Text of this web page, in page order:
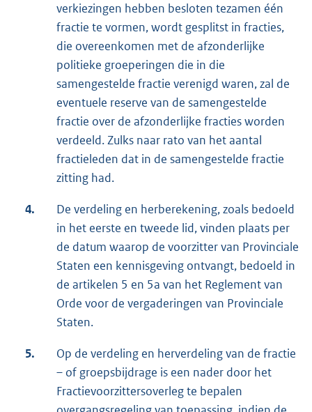
verkiezingen hebben besloten tezamen één
fractie te vormen, wordt gesplitst in fracties,
die overeenkomen met de afzonderlijke
politieke groeperingen die in die
samengestelde fractie verenigd waren, zal de
eventuele reserve van de samengestelde
fractie over de afzonderlijke fracties worden
verdeeld. Zulks naar rato van het aantal
fractieleden dat in de samengestelde fractie
zitting had.
4.
De verdeling en herberekening, zoals bedoeld
in het eerste en tweede lid, vinden plaats per
de datum waarop de voorzitter van Provinciale
Staten een kennisgeving ontvangt, bedoeld in
de artikelen 5 en 5a van het Reglement van
Orde voor de vergaderingen van Provinciale
Staten.
5.
Op de verdeling en herverdeling van de fractie
– of groepsbijdrage is een nader door het
Fractievoorzittersoverleg te bepalen